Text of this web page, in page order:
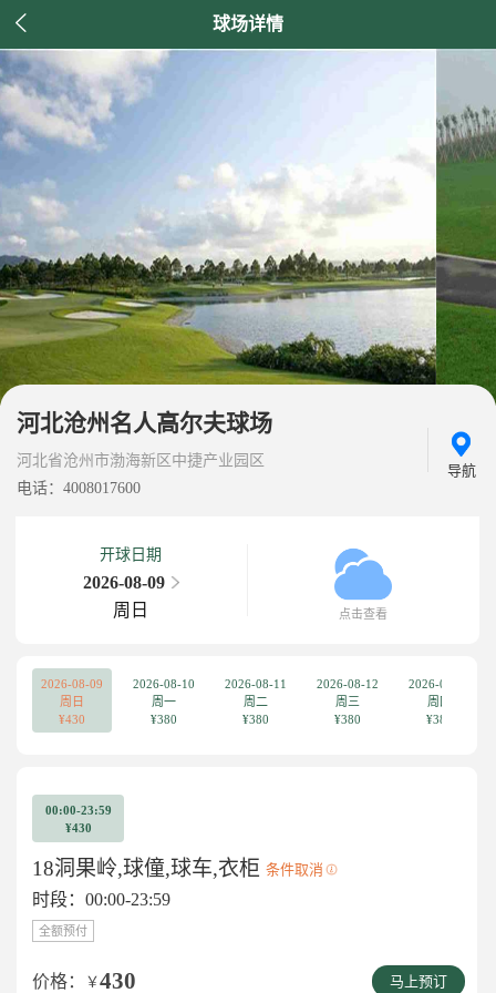
 球场详情
河北沧州名人高尔夫球场
河北省沧州市渤海新区中捷产业园区
电话：4008017600
导航
开球日期
2026-08-09
周日
点击查看
2026-08-09
周日
¥430
2026-08-10
周一
¥380
2026-08-11
周二
¥380
2026-08-12
周三
¥380
2026-08-13
周四
¥380
00:00-23:59
¥430
18洞果岭,球僮,球车,衣柜 条件取消
时段：00:00-23:59
全额预付
价格： ￥430 马上预订